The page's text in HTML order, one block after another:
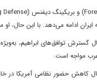
ایران ادامه می‌دهد. با این حال،
گسترش توافق‌های ابراهیم،
مواجه است.
کاهش حضور نظامی آمریکا در